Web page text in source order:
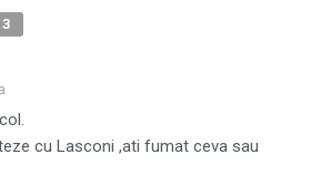
3
cu Lasconi ,ati fumat ceva sau